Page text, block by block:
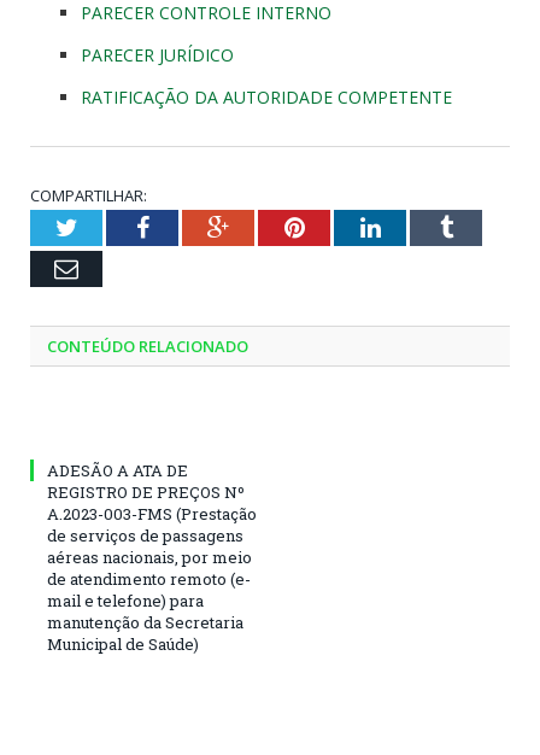
PARECER CONTROLE INTERNO
PARECER JURÍDICO
RATIFICAÇÃO DA AUTORIDADE COMPETENTE
COMPARTILHAR:
TwitterFacebookGoogle+PinterestLinkedInTumblr
Email
CONTEÚDO RELACIONADO
ADESÃO A ATA DE
REGISTRO DE PREÇOS Nº
A.2023-003-FMS (Prestação
de serviços de passagens
aéreas nacionais, por meio
de atendimento remoto (e-
mail e telefone) para
manutenção da Secretaria
Municipal de Saúde)